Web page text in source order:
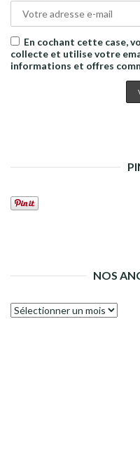
En cochant cette case,
collecte et utilise votre
informations et offres
NOS
Nos